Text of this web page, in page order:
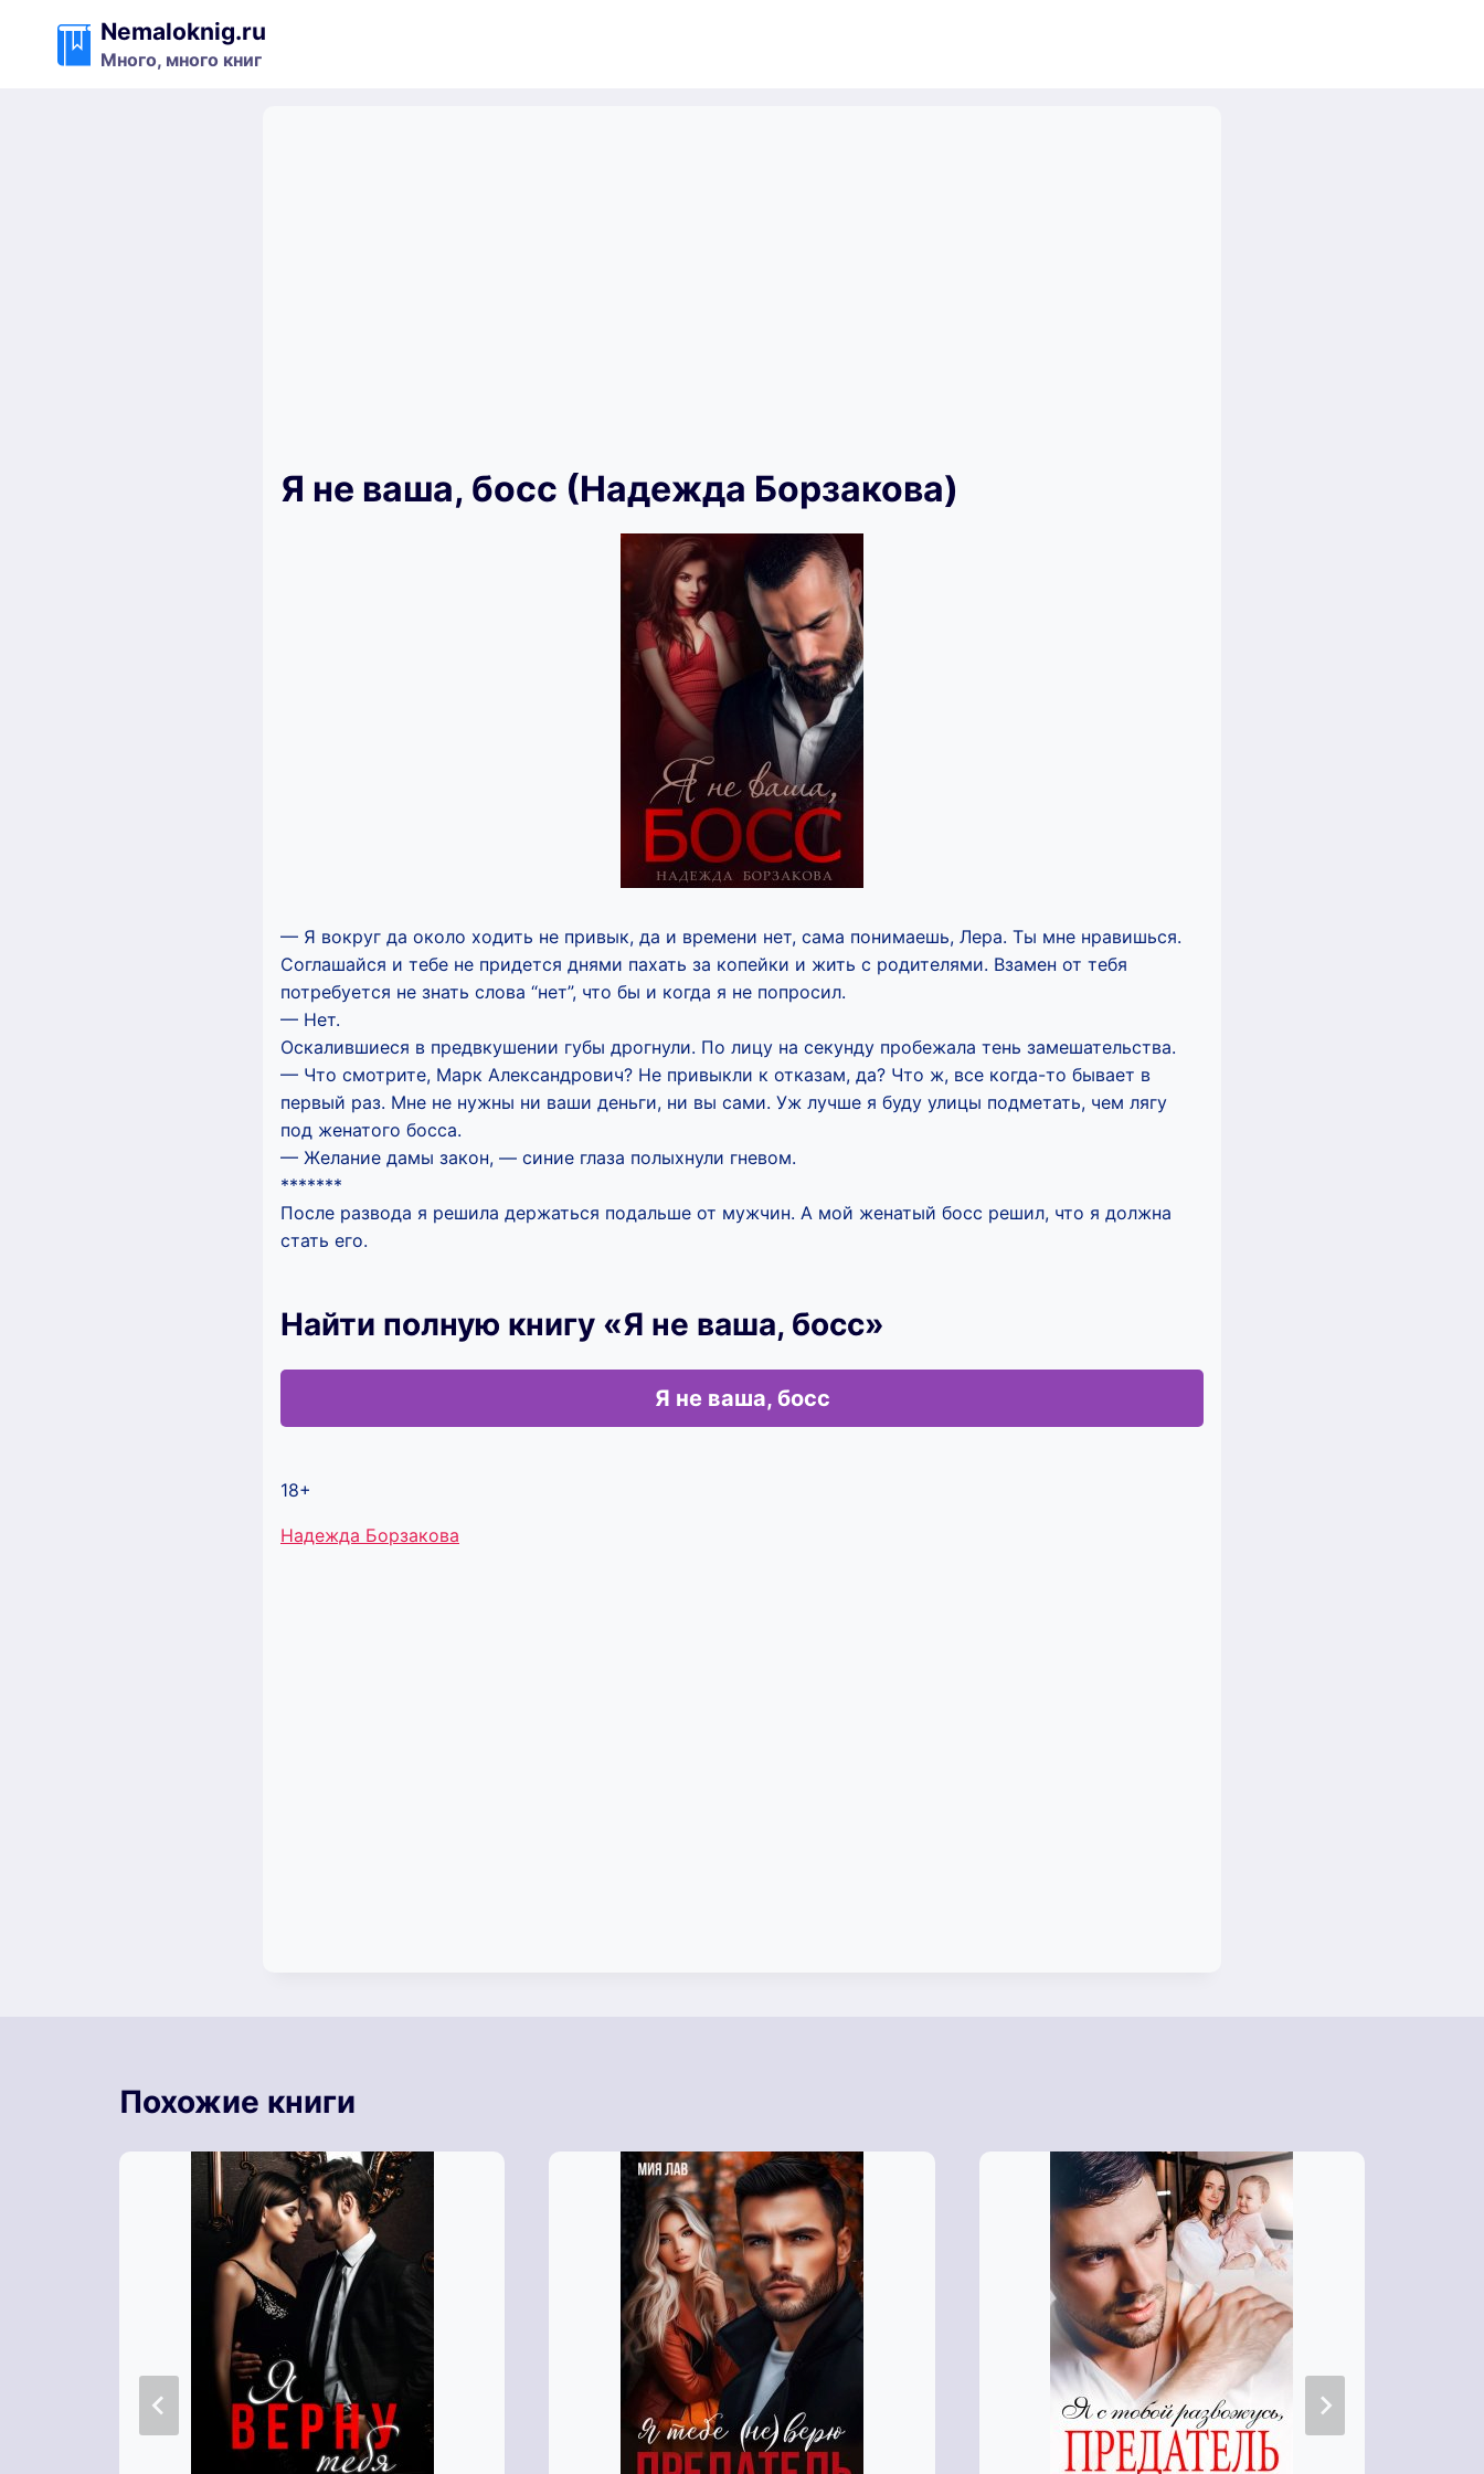
содержимому
Nemaloknig.ru
Много, много книг
Я не ваша, босс (Надежда Борзакова)
— Я вокруг да около ходить не привык, да и времени нет, сама понимаешь, Лера. Ты мне нравишься.
Соглашайся и тебе не придется днями пахать за копейки и жить с родителями. Взамен от тебя
потребуется не знать слова “нет”, что бы и когда я не попросил.
— Нет.
Оскалившиеся в предвкушении губы дрогнули. По лицу на секунду пробежала тень замешательства.
— Что смотрите, Марк Александрович? Не привыкли к отказам, да? Что ж, все когда-то бывает в
первый раз. Мне не нужны ни ваши деньги, ни вы сами. Уж лучше я буду улицы подметать, чем лягу
под женатого босса.
— Желание дамы закон, — синие глаза полыхнули гневом.
*******
После развода я решила держаться подальше от мужчин. А мой женатый босс решил, что я должна
стать его.
Найти полную книгу «Я не ваша, босс»
Я не ваша, босс
18+
Метки
Надежда Борзакова
Похожие книги